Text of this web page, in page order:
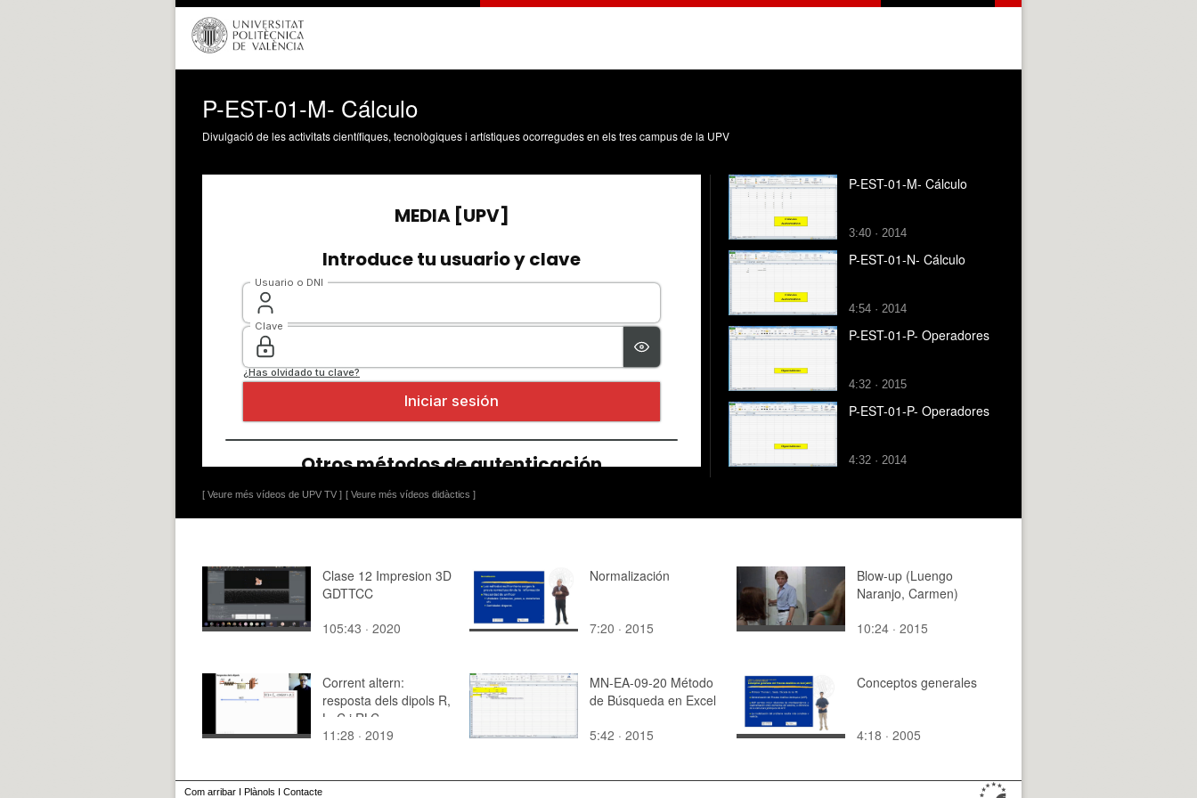
P-EST-01-M- Cálculo
Divulgació de les activitats científiques, tecnològiques i artístiques ocorregudes en els tres campus de la UPV
[ Veure més vídeos de UPV TV ] [ Veure més vídeos didàctics ]
P-EST-01-M- Cálculo
3:40 · 2014
P-EST-01-N- Cálculo
4:54 · 2014
P-EST-01-P- Operadores
4:32 · 2015
P-EST-01-P- Operadores
4:32 · 2014
Clase 12 Impresion 3D
GDTTCC
105:43 · 2020
Normalización
7:20 · 2015
Blow-up (Luengo
Naranjo, Carmen)
10:24 · 2015
Corrent altern:
resposta dels dipols R,
L, C i RLC
11:28 · 2019
MN-EA-09-20 Método
de Búsqueda en Excel
5:42 · 2015
Conceptos generales
4:18 · 2005
Com arribar I Plànols I Contacte